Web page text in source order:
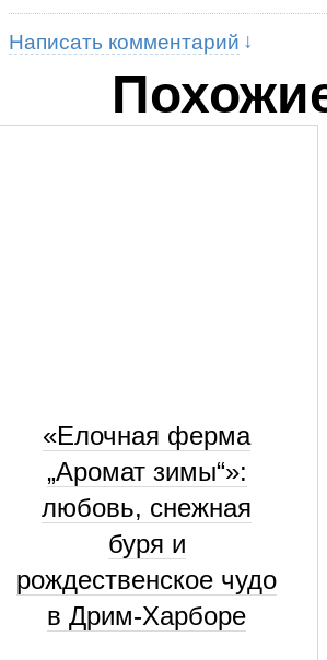
Написать комментарий
«Елочная ферма
„Аромат зимы“»:
любовь, снежная
буря и
рождественское чудо
в Дрим-Харборе